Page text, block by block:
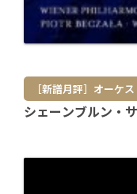
［新譜月評］オーケ
シェーンブルン・